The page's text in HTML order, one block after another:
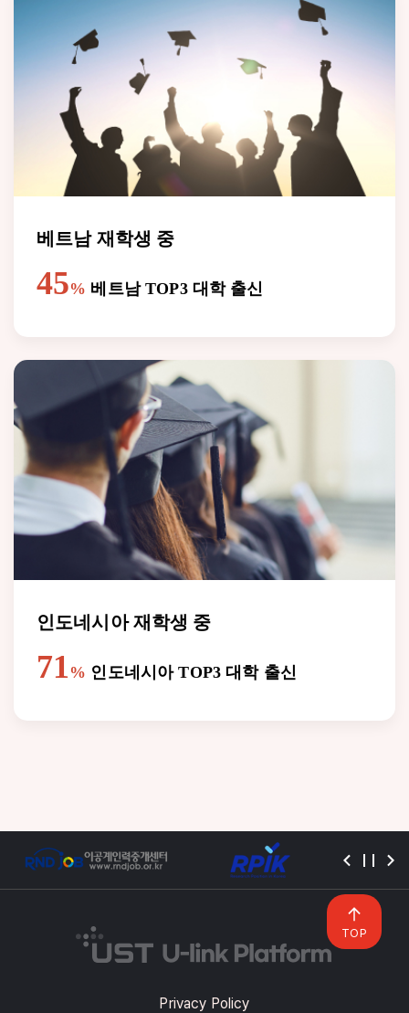
베트남 재학생 중
45% 베트남 TOP3 대학 출신
인도네시아 재학생 중
71% 인도네시아 TOP3 대학 출신
Privacy Policy
TOP